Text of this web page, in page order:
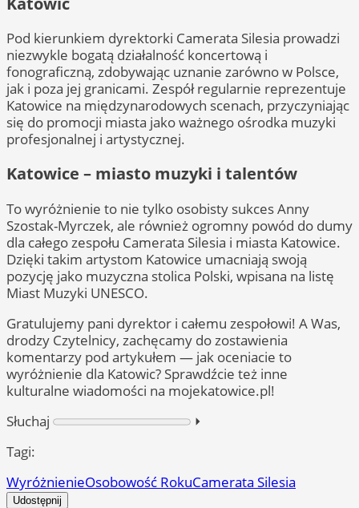
Pod kierunkiem dyrektorki Camerata Silesia prowadzi
niezwykle bogatą działalność koncertową i
fonograficzną, zdobywając uznanie zarówno w Polsce,
jak i poza jej granicami. Zespół regularnie reprezentuje
Katowice na międzynarodowych scenach, przyczyniając
się do promocji miasta jako ważnego ośrodka muzyki
profesjonalnej i artystycznej.
Katowice – miasto muzyki i talentów
To wyróżnienie to nie tylko osobisty sukces Anny
Szostak-Myrczek, ale również ogromny powód do dumy
dla całego zespołu Camerata Silesia i miasta Katowice.
Dzięki takim artystom Katowice umacniają swoją
pozycję jako muzyczna stolica Polski, wpisana na listę
Miast Muzyki UNESCO.
Gratulujemy pani dyrektor i całemu zespołowi! A Was,
drodzy Czytelnicy, zachęcamy do zostawienia
komentarzy pod artykułem — jak oceniacie to
wyróżnienie dla Katowic? Sprawdźcie też inne
kulturalne wiadomości na mojekatowice.pl!
Słuchaj
⏵︎
Tagi:
WyróżnienieOsobowość RokuCamerata Silesia
Udostępnij